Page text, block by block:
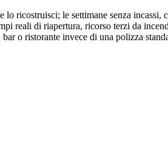
ricostruisci; le settimane senza
reali di riapertura, ricorso terzi da
o ristorante invece di una polizza